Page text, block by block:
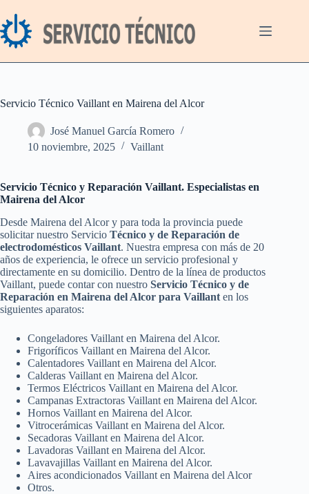
al
contenido
Servicio Técnico Vaillant en Mairena del Alcor
José Manuel García Romero
10 noviembre, 2025
Vaillant
Servicio Técnico y Reparación Vaillant. Especialistas en
Mairena del Alcor
Desde Mairena del Alcor y para toda la provincia puede
solicitar nuestro Servicio Técnico y de Reparación de
electrodomésticos Vaillant. Nuestra empresa con más de 20
años de experiencia, le ofrece un servicio profesional y
directamente en su domicilio. Dentro de la línea de productos
Vaillant, puede contar con nuestro Servicio Técnico y de
Reparación en Mairena del Alcor para Vaillant en los
siguientes aparatos:
Congeladores Vaillant en Mairena del Alcor.
Frigoríficos Vaillant en Mairena del Alcor.
Calentadores Vaillant en Mairena del Alcor.
Calderas Vaillant en Mairena del Alcor.
Termos Eléctricos Vaillant en Mairena del Alcor.
Campanas Extractoras Vaillant en Mairena del Alcor.
Hornos Vaillant en Mairena del Alcor.
Vitrocerámicas Vaillant en Mairena del Alcor.
Secadoras Vaillant en Mairena del Alcor.
Lavadoras Vaillant en Mairena del Alcor.
Lavavajillas Vaillant en Mairena del Alcor.
Aires acondicionados Vaillant en Mairena del Alcor
Otros.